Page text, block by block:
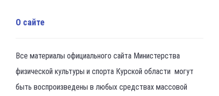
О сайте
Все материалы официального сайта Министерства
физической культуры и спорта Курской области могут
быть воспроизведены в любых средствах массовой